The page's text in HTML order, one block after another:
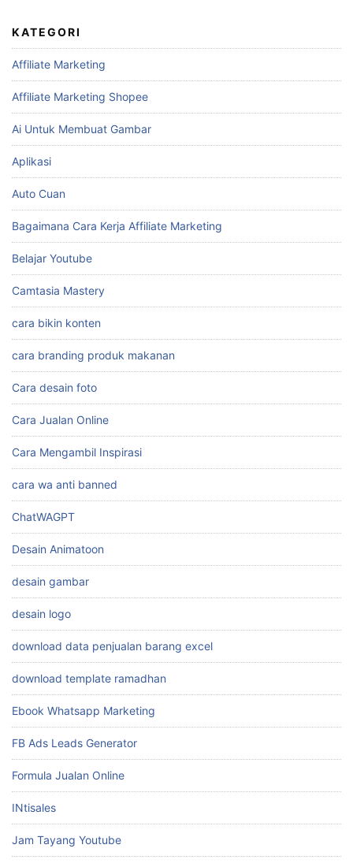
KATEGORI
Affiliate Marketing
Affiliate Marketing Shopee
Ai Untuk Membuat Gambar
Aplikasi
Auto Cuan
Bagaimana Cara Kerja Affiliate Marketing
Belajar Youtube
Camtasia Mastery
cara bikin konten
cara branding produk makanan
Cara desain foto
Cara Jualan Online
Cara Mengambil Inspirasi
cara wa anti banned
ChatWAGPT
Desain Animatoon
desain gambar
desain logo
download data penjualan barang excel
download template ramadhan
Ebook Whatsapp Marketing
FB Ads Leads Generator
Formula Jualan Online
INtisales
Jam Tayang Youtube